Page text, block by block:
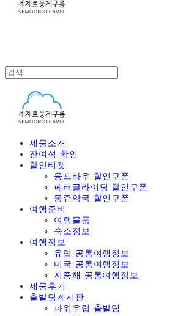
세뭉소개
잔여석 확인
할인티켓
융프라우 할인쿠폰
페러글라이딩 할인쿠폰
몽쥬약국 할인쿠폰
여행준비
여행물품
숙소정보
여행정보
유럽 공통여행정보
미국 공통여행정보
지중해 공통여행정보
세뭉후기
출발팀게시판
파워유럽 출발팀